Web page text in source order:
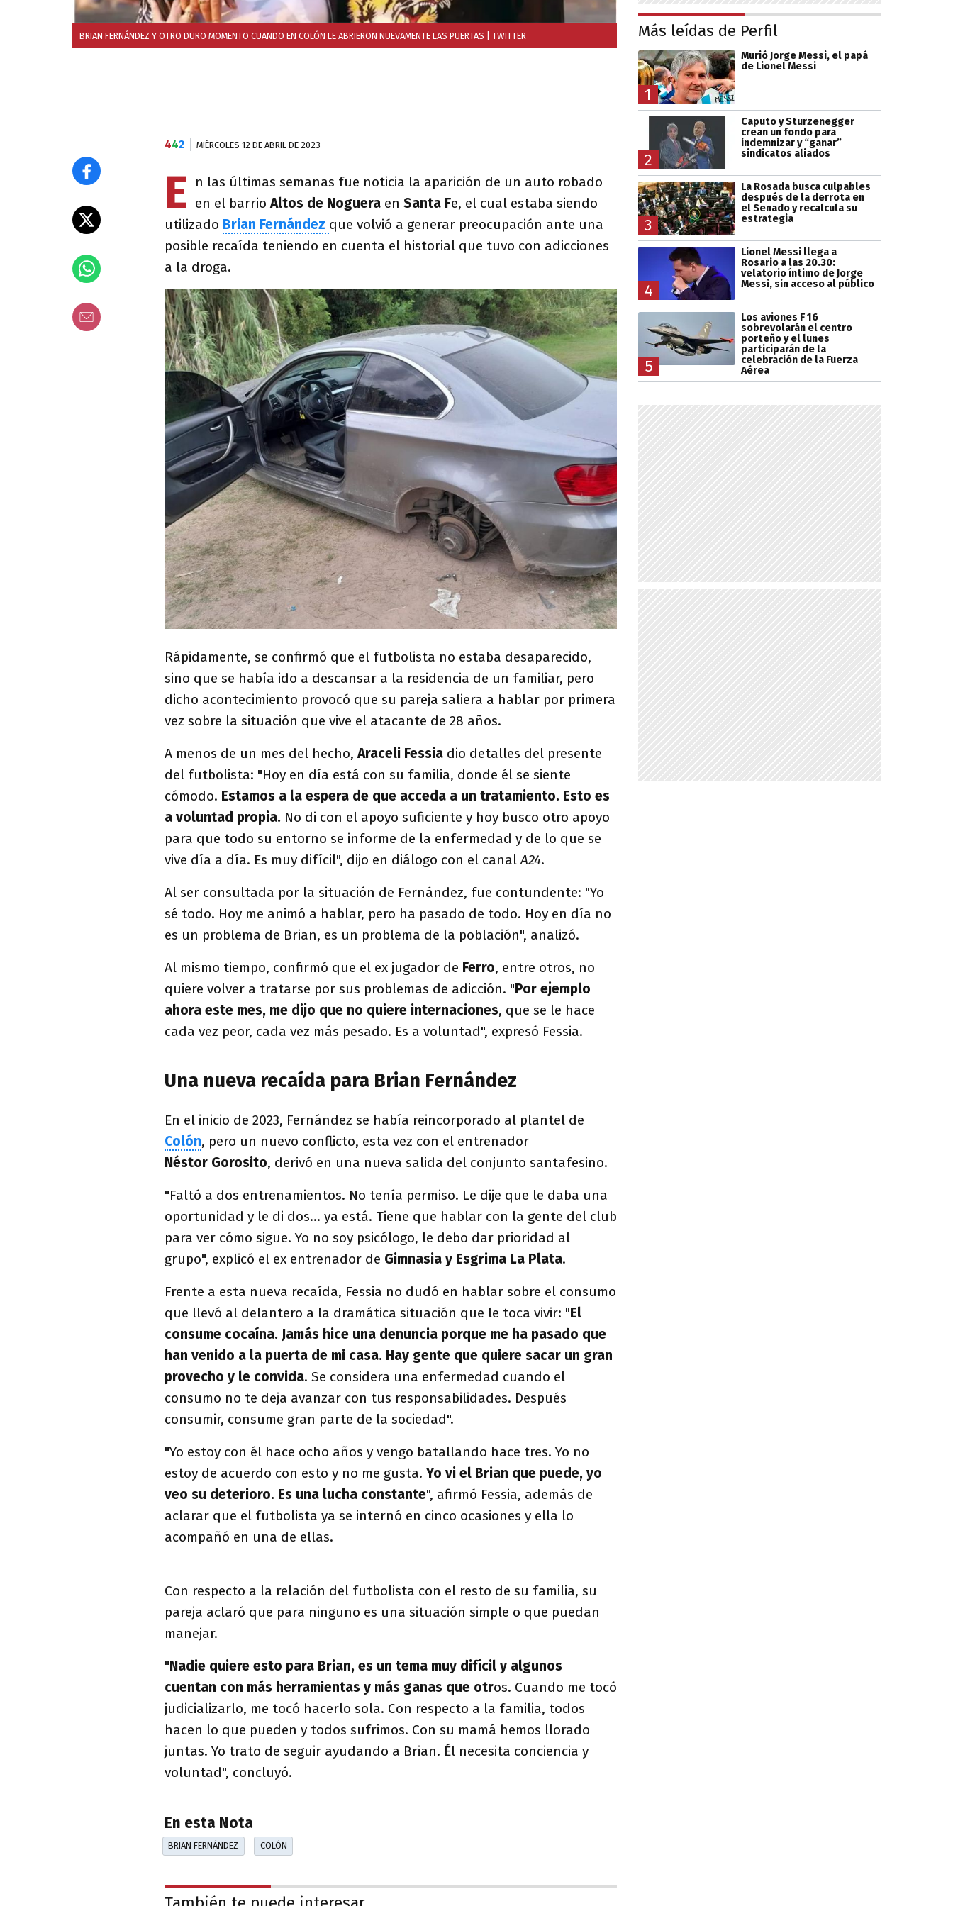
BRIAN FERNÁNDEZ Y OTRO DURO MOMENTO CUANDO EN COLÓN LE ABRIERON NUEVAMENTE LAS PUERTAS | TWITTER
442 MIÉRCOLES 12 DE ABRIL DE 2023
E
n las últimas semanas fue noticia la aparición de un auto robado
en el barrioAltos de Noguera en Santa Fe, el cual estaba siendo
utilizado Brian Fernández que volvió a generar preocupación ante una
posible recaída teniendo en cuenta el historial que tuvo con adicciones
a la droga.
Rápidamente, se confirmó que el futbolista no estaba desaparecido,
sino que se había ido a descansar a la residencia de un familiar, pero
dicho acontecimiento provocó que su pareja saliera a hablar por primera
vez sobre la situación que vive el atacante de 28 años.
A menos de un mes del hecho, Araceli Fessia dio detalles del presente
del futbolista: "Hoy en día está con su familia, donde él se siente
cómodo. Estamos a la espera de que acceda a un tratamiento. Esto es
a voluntad propia. No di con el apoyo suficiente y hoy busco otro apoyo
para que todo su entorno se informe de la enfermedad y de lo que se
vive día a día. Es muy difícil", dijo en diálogo con el canal A24.
Al ser consultada por la situación de Fernández, fue contundente: "Yo
sé todo. Hoy me animó a hablar, pero ha pasado de todo. Hoy en día no
es un problema de Brian, es un problema de la población", analizó.
Al mismo tiempo, confirmó que el ex jugador de Ferro, entre otros, no
quiere volver a tratarse por sus problemas de adicción. "Por ejemplo
ahora este mes, me dijo que no quiere internaciones, que se le hace
cada vez peor, cada vez más pesado. Es a voluntad", expresó Fessia.
Una nueva recaída para Brian Fernández
En el inicio de 2023, Fernández se había reincorporado al plantel de
Colón, pero un nuevo conflicto, esta vez con el entrenador
Néstor Gorosito, derivó en una nueva salida del conjunto santafesino.
"Faltó a dos entrenamientos. No tenía permiso. Le dije que le daba una
oportunidad y le di dos... ya está. Tiene que hablar con la gente del club
para ver cómo sigue. Yo no soy psicólogo, le debo dar prioridad al
grupo", explicó el ex entrenador de Gimnasia y Esgrima La Plata.
Frente a esta nueva recaída, Fessia no dudó en hablar sobre el consumo
que llevó al delantero a la dramática situación que le toca vivir: "El
consume cocaína. Jamás hice una denuncia porque me ha pasado que
han venido a la puerta de mi casa. Hay gente que quiere sacar un gran
provecho y le convida. Se considera una enfermedad cuando el
consumo no te deja avanzar con tus responsabilidades. Después
consumir, consume gran parte de la sociedad".
"Yo estoy con él hace ocho años y vengo batallando hace tres. Yo no
estoy de acuerdo con esto y no me gusta. Yo vi el Brian que puede, yo
veo su deterioro. Es una lucha constante", afirmó Fessia, además de
aclarar que el futbolista ya se internó en cinco ocasiones y ella lo
acompañó en una de ellas.
Con respecto a la relación del futbolista con el resto de su familia, su
pareja aclaró que para ninguno es una situación simple o que puedan
manejar.
"Nadie quiere esto para Brian, es un tema muy difícil y algunos
cuentan con más herramientas y más ganas que otros. Cuando me tocó
judicializarlo, me tocó hacerlo sola. Con respecto a la familia, todos
hacen lo que pueden y todos sufrimos. Con su mamá hemos llorado
juntas. Yo trato de seguir ayudando a Brian. Él necesita conciencia y
voluntad", concluyó.
En esta Nota
BRIAN FERNÁNDEZ COLÓN
Más leídas de Perfil
1
Murió Jorge Messi, el papá
de Lionel Messi
2
Caputo y Sturzenegger
crean un fondo para
indemnizar y “ganar”
sindicatos aliados
3
La Rosada busca culpables
después de la derrota en
el Senado y recalcula su
estrategia
4
Lionel Messi llega a
Rosario a las 20.30:
velatorio íntimo de Jorge
Messi, sin acceso al público
5
Los aviones F 16
sobrevolarán el centro
porteño y el lunes
participarán de la
celebración de la Fuerza
Aérea